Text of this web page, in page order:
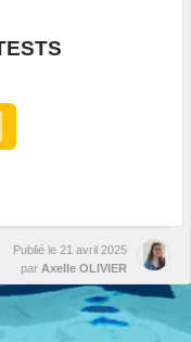
Publié le 21 avril 2025
par Axelle OLIVIER